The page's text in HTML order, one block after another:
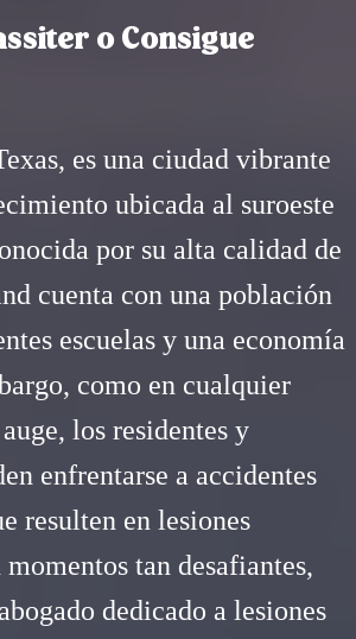
o Consigue
es una ciudad vibrante
ubicada al suroeste
por su alta calidad de
cuenta con una población
escuelas y una economía
como en cualquier
los residentes y
enfrentarse a accidentes
resulten en lesiones
tan desafiantes,
dedicado a lesiones